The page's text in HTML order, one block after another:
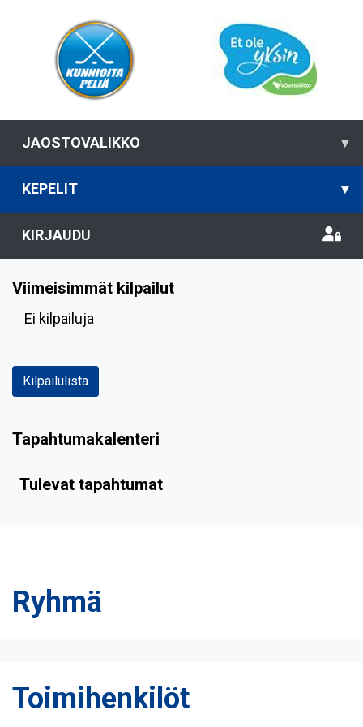
JAOSTOVALIKKO ▾
KEPELIT ▾
KIRJAUDU
Viimeisimmät kilpailut
Ei kilpailuja
Kilpailulista
Tapahtumakalenteri
Tulevat tapahtumat
Ryhmä
Toimihenkilöt